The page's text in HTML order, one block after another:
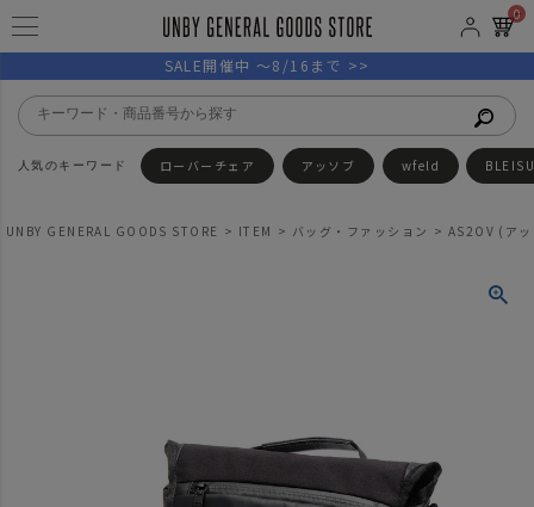
0
SALE開催中 ～8/16まで >>
ローバーチェア アッソブ wfeld
UNBY GENERAL GOODS STORE ITEM バッグ・ファッション AS2OV (ア